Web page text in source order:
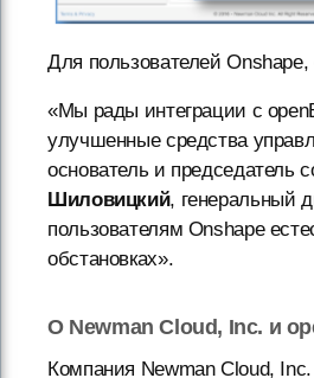
Для пользователей
«Мы рады интеграции с
улучшенные средства
основатель и председатель
Шиловицкий, генеральный
пользователям Onshape
обстановках».
О Newman Cloud, Inc. и
Компания Newman Cloud,